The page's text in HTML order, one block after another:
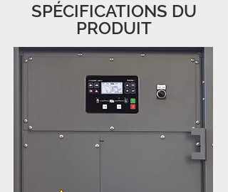
SPÉCIFICATIONS DU
PRODUIT